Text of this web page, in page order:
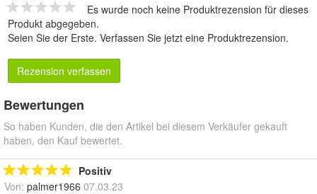
Es wurde noch keine Produktrezension für dieses
Produkt abgegeben.
Seien Sie der Erste. Verfassen Sie jetzt eine Produktrezension.
Rezension verfassen
Bewertungen
So haben Kunden, die den Artikel bei diesem Verkäufer gekauft
haben, den Kauf bewertet.
Positiv
Von: palmer1966 07.03.23